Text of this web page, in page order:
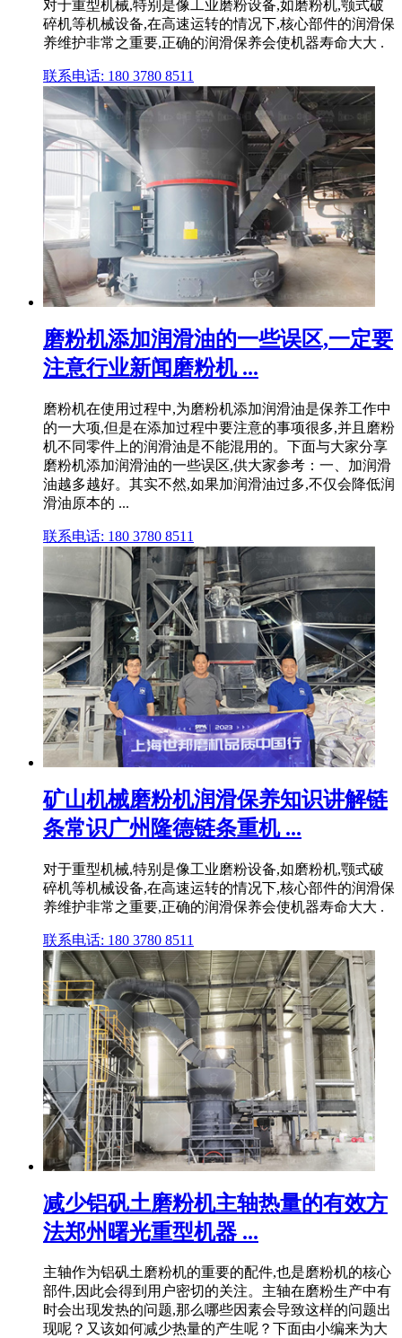
对于重型机械,特别是像工业磨粉设备,如磨粉机,颚式破
碎机等机械设备,在高速运转的情况下,核心部件的润滑保
养维护非常之重要,正确的润滑保养会使机器寿命大大 .
联系电话: 180 3780 8511
磨粉机添加润滑油的一些误区,一定要
注意行业新闻磨粉机 ...
磨粉机在使用过程中,为磨粉机添加润滑油是保养工作中
的一大项,但是在添加过程中要注意的事项很多,并且磨粉
机不同零件上的润滑油是不能混用的。下面与大家分享
磨粉机添加润滑油的一些误区,供大家参考：一、加润滑
油越多越好。其实不然,如果加润滑油过多,不仅会降低润
滑油原本的 ...
联系电话: 180 3780 8511
矿山机械磨粉机润滑保养知识讲解链
条常识广州隆德链条重机 ...
对于重型机械,特别是像工业磨粉设备,如磨粉机,颚式破
碎机等机械设备,在高速运转的情况下,核心部件的润滑保
养维护非常之重要,正确的润滑保养会使机器寿命大大 .
联系电话: 180 3780 8511
减少铝矾土磨粉机主轴热量的有效方
法郑州曙光重型机器 ...
主轴作为铝矾土磨粉机的重要的配件,也是磨粉机的核心
部件,因此会得到用户密切的关注。主轴在磨粉生产中有
时会出现发热的问题,那么哪些因素会导致这样的问题出
现呢？又该如何减少热量的产生呢？下面由小编来为大